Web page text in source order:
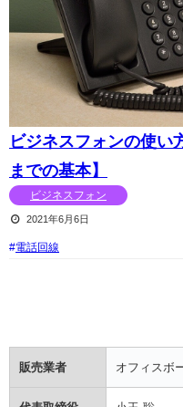
ビジネスフォンの使
までの基本】
ビジネスフォン
2021年6月6日
電話回線
販売業者 オフィスボ